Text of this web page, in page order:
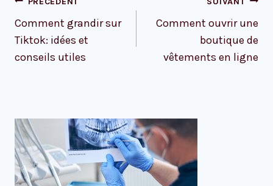
l’article
Comment grandir sur
Tiktok: idées et
conseils utiles
Comment ouvrir une
boutique de
vêtements en ligne